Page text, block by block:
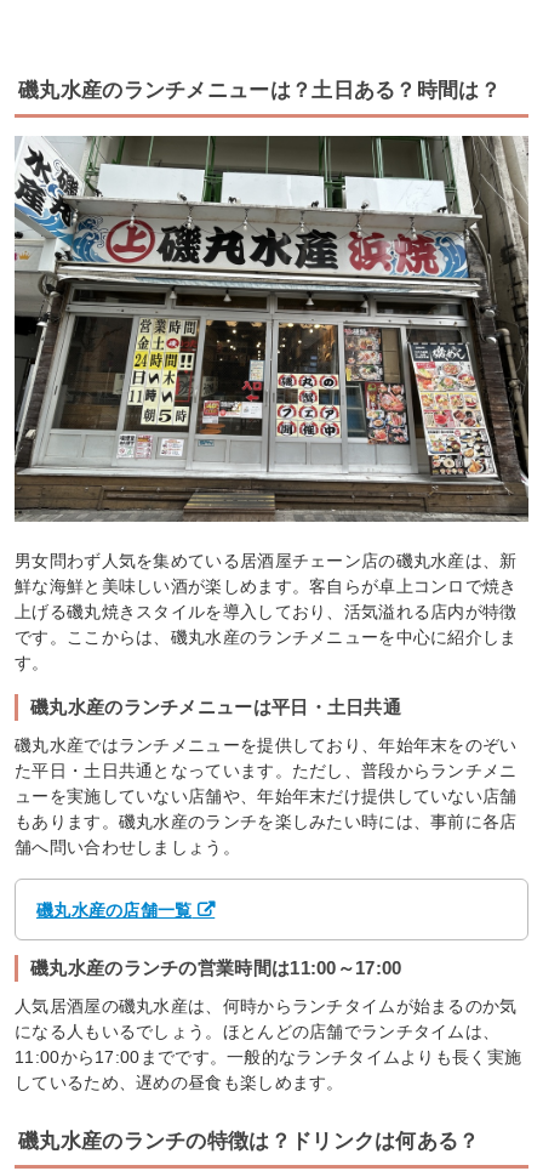
磯丸水産のランチメニューは？土日ある？時間は？
男女問わず人気を集めている居酒屋チェーン店の磯丸水産は、新
鮮な海鮮と美味しい酒が楽しめます。客自らが卓上コンロで焼き
上げる磯丸焼きスタイルを導入しており、活気溢れる店内が特徴
です。ここからは、磯丸水産のランチメニューを中心に紹介しま
す。
磯丸水産のランチメニューは平日・土日共通
磯丸水産ではランチメニューを提供しており、年始年末をのぞい
た平日・土日共通となっています。ただし、普段からランチメニ
ューを実施していない店舗や、年始年末だけ提供していない店舗
もあります。磯丸水産のランチを楽しみたい時には、事前に各店
舗へ問い合わせしましょう。
磯丸水産の店舗一覧
磯丸水産のランチの営業時間は11:00～17:00
人気居酒屋の磯丸水産は、何時からランチタイムが始まるのか気
になる人もいるでしょう。ほとんどの店舗でランチタイムは、
11:00から17:00までです。一般的なランチタイムよりも長く実施
しているため、遅めの昼食も楽しめます。
磯丸水産のランチの特徴は？ドリンクは何ある？